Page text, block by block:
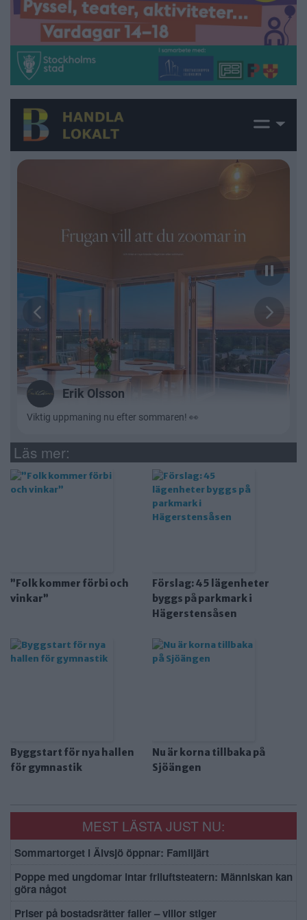
Läs mer:
”Folk kommer förbi och
vinkar”
Förslag: 45 lägenheter
byggs på parkmark i
Hägerstensåsen
Byggstart för nya hallen
för gymnastik
Nu är korna tillbaka på
Sjöängen
MEST LÄSTA JUST NU:
Sommartorget i Älvsjö öppnar: Familjärt
Poppe med ungdomar intar friluftsteatern: Människan kan
göra något
Priser på bostadsrätter faller – villor stiger